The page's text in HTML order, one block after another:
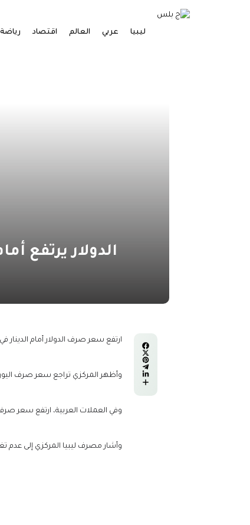
ليبيا عربي العالم اقتصاد رياضة
الدولار يرتفع
ارتفع سعر صرف الدولار أمام الدينار في السوق الرسمية اليوم الإثنين إلى
وأظهر المركزي تراجع سعر صرف اليورو إلى 7.37 دينار مقابل 7.39 دينار، كما انخفض سعر الجنيه الإسترليني إلى 8.50 دينار من
وفي العملات العربية، ارتفع سعر صرف الريال السعودي إلى 1.70 دينار مقابل 1.69 دينار، بينما استقر
وأشار مصرف ليبيا المركزي إلى عدم تغيير سعر